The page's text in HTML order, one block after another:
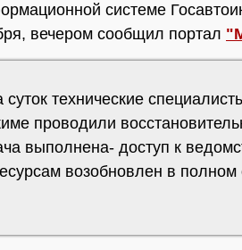
системе
вечером сообщил портал
суток технические
проводили
выполнена- доступ к
возобновлен в полном